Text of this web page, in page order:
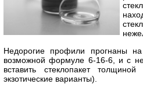
Недорогие профили прогнаны
возможной формуле 6-16-6, и с
вставить стеклопакет
экзотические варианты).